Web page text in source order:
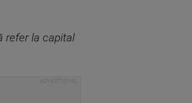
refer la capital